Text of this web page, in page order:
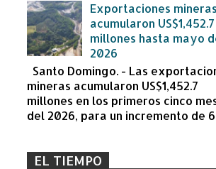
Exportaciones mineras
acumularon US$1,452.7
millones hasta mayo
2026
Santo Domingo. - Las
mineras acumularon US$1,452.7
millones en los primeros cinco
del 2026, para un incremento de
EL TIEMPO